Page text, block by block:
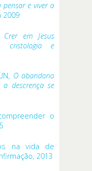
pensar e viver a
2009
Crer em Jesus
cristologia e
O abandono
descrença se
o
na vida de
2013